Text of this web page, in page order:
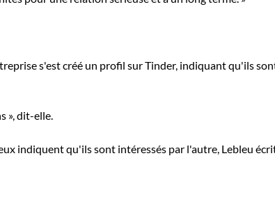
s'est créé un profil sur Tinder, indiquant qu'ils
», dit-elle.
indiquent qu'ils sont intéressés par l'autre, Lebleu